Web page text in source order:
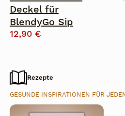
Deckel für
BlendyGo Sip
12,90 €
Rezepte
GESUNDE INSPIRATIONEN FÜR